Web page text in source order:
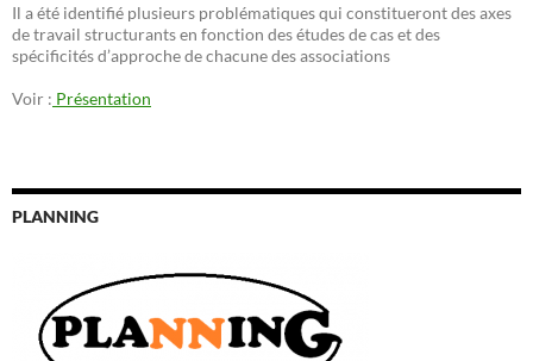
Il a été identifié plusieurs problématiques qui constitueront des axes
de travail structurants en fonction des études de cas et des
spécificités d’approche de chacune des associations
Voir : Présentation
PLANNING